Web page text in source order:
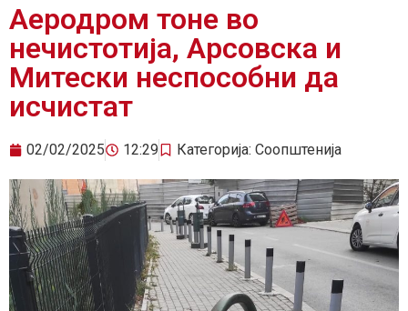
Аеродром тоне во
нечистотија, Арсовска и
Митески неспособни да
исчистат
02/02/2025 12:29 Категорија: Соопштенија